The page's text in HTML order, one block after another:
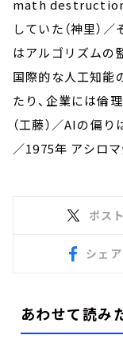
math destruction
していた（神里）
はアルゴリズムの
国際的な人工知能
たり、企業には倫
（工藤）／AIの偏り
／1975年 アシロ
ポスト
シェア
あわせて読み